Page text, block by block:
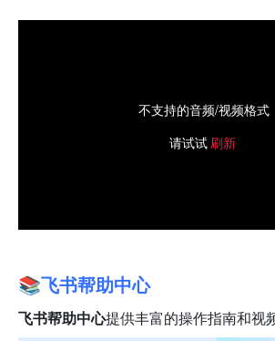
不支持的音频/视频格式
请试试 刷新
📚飞书帮助中心
飞书帮助中心提供丰富的操作指南和视